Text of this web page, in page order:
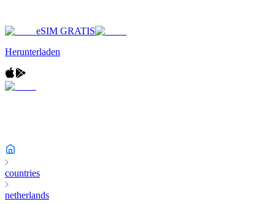
eSIM GRATIS
Herunterladen
countries
netherlands